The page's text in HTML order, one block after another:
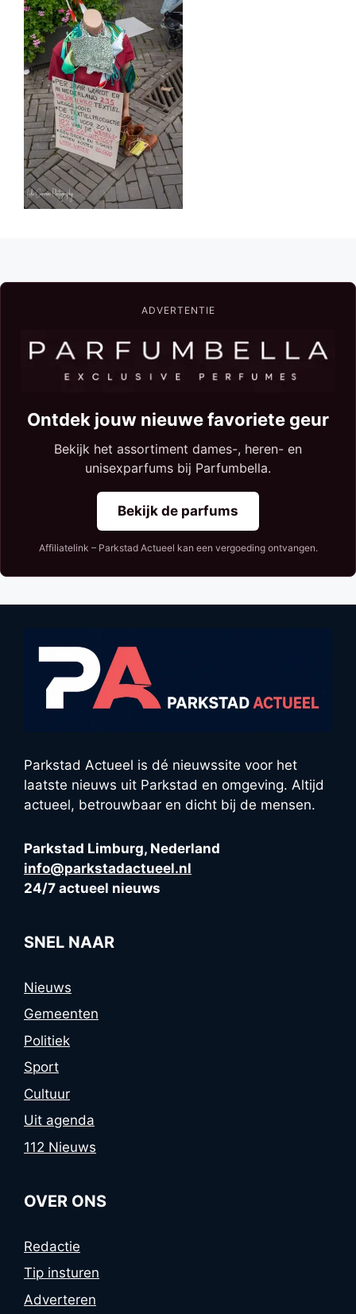
ADVERTENTIE
Ontdek jouw nieuwe favoriete geur
Bekijk het assortiment dames-, heren- en
unisexparfums bij Parfumbella.
Bekijk de parfums
Affiliatelink – Parkstad Actueel kan een vergoeding ontvangen.
Parkstad Actueel is dé nieuwssite voor het
laatste nieuws uit Parkstad en omgeving. Altijd
actueel, betrouwbaar en dicht bij de mensen.
Parkstad Limburg, Nederland
info@parkstadactueel.nl
24/7 actueel nieuws
SNEL NAAR
Nieuws
Gemeenten
Politiek
Sport
Cultuur
Uit agenda
112 Nieuws
OVER ONS
Redactie
Tip insturen
Adverteren